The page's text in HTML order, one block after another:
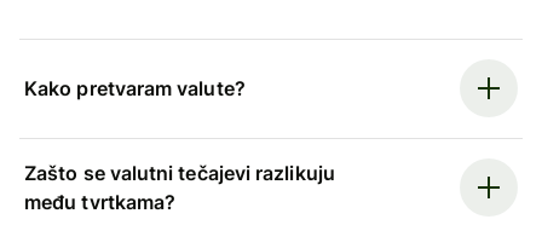
Kako pretvaram valute?
Zašto se valutni tečajevi razlikuju
među tvrtkama?